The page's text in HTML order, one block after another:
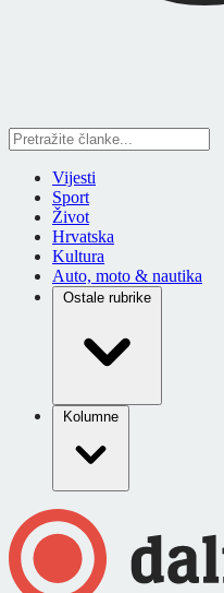
Vijesti
Sport
Život
Hrvatska
Kultura
Auto, moto & nautika
Ostale rubrike
Kolumne